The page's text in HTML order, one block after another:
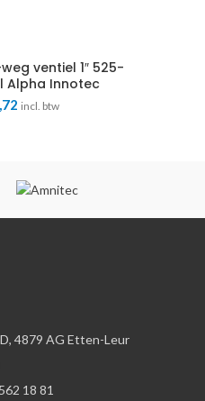
ventiel 1″ 525-
Alpha Innotec
incl. btw
4879 AG Etten-Leur
18 81